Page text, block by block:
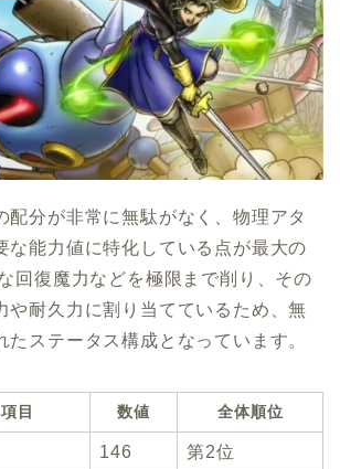
配分が非常に無駄がなく、物理アタ
な能力値に特化している点が最大の
回復魔力などを極限まで削り、その
や耐久力に割り当てているため、無
たステータス構成となっています。
目 数値 全体順位
146 第2位